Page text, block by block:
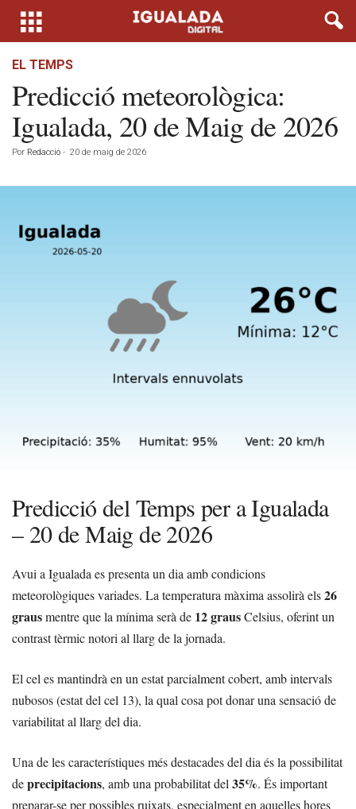
EL TEMPS
Predicció meteorològica:
Igualada, 20 de Maig de 2026
Por Redacció - 20 de maig de 2026
Predicció del Temps per a Igualada
– 20 de Maig de 2026
Avui a Igualada es presenta un dia amb condicions
meteorològiques variades. La temperatura màxima assolirà els26
grausmentre que la mínima serà de 12 grausCelsius, oferint un
contrast tèrmic notori al llarg de la jornada.
El cel es mantindrà en un estat parcialment cobert, amb intervals
nubosos (estat del cel 13), la qual cosa pot donar una sensació de
variabilitat al llarg del dia.
Una de les característiques més destacades del dia és la possibilitat
deprecipitacions, amb una probabilitat del35%. És important
preparar-se per possibles ruixats, especialment en aquelles hores